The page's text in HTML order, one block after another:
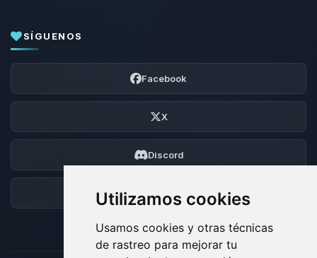
Utilizamos cookies
Usamos cookies y otras técnicas
de rastreo para mejorar tu
SÍGUENOS
Facebook
X
Discord
Foro